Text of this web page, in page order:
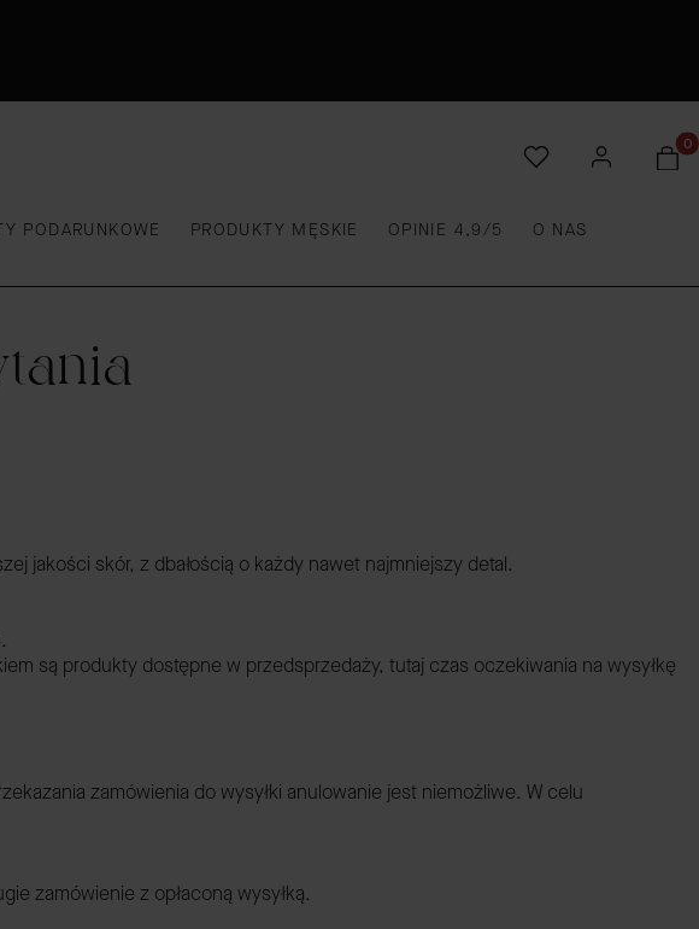
PODARUNKOWE PRODUKTY MĘSKIE OPINIE 4,9/5 O NAS
jakości skór, z dbałością o każdy nawet najmniejszy detal.
są produkty dostępne w przedsprzedaży, tutaj czas oczekiwania na wysyłkę
zamówienia do wysyłki anulowanie jest niemożliwe. W celu
zamówienie z opłaconą wysyłką.